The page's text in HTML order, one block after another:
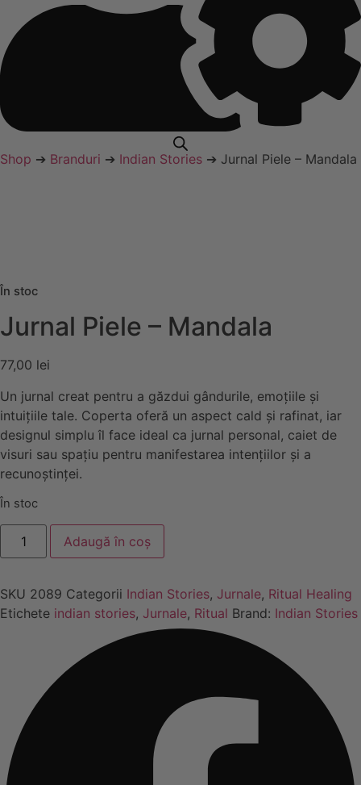
Shop ➔ Branduri ➔ Indian Stories ➔ Jurnal Piele – Mandala
În stoc
Jurnal Piele – Mandala
77,00 lei
Un jurnal creat pentru a găzdui gândurile, emoțiile și
intuițiile tale. Coperta oferă un aspect cald și rafinat, iar
designul simplu îl face ideal ca jurnal personal, caiet de
visuri sau spațiu pentru manifestarea intențiilor și a
recunoștinței.
În stoc
Cantitate
Jurnal
Piele
Adaugă în coș
SKU 2089 Categorii Indian Stories, Jurnale, Ritual Healing
Etichete indian stories, Jurnale, Ritual Brand: Indian Stories